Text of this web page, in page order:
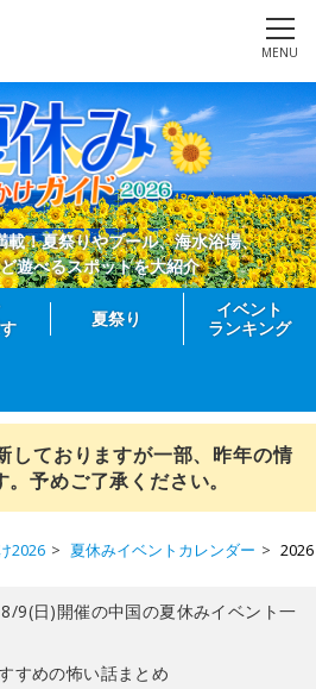
MENU
載！夏祭りやプール、海水浴場、
遊べるスポットを大紹介
夏祭り
イベント
ランキング
しておりますが一部、昨年の情
予めご了承ください。
2026 夏休みイベントカレンダー
9(日)開催の中国の夏休みイベント一
すめの怖い話まとめ